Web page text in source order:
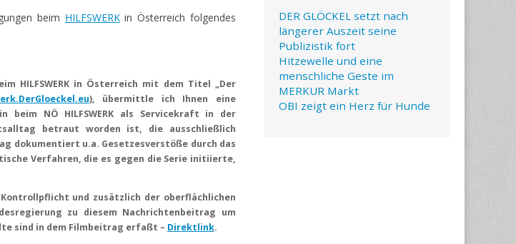
beim HILFSWERKin Österreich folgendes
HILFSWERK in Österreich mit dem Titel „Der
), übermittle ich Ihnen eine
beim NÖ HILFSWERK als Servicekraft in der
betraut worden ist, die ausschließlich
dokumentiert u.a. Gesetzesverstöße durch das
Verfahren, die es gegen die Serie initiierte,
und zusätzlich der oberflächlichen
zu diesem Nachrichtenbeitrag um
sind in dem Filmbeitrag erfaßt – Direktlink.
DER GLÖCKEL setzt nach
längerer Auszeit seine
Publizistik fort
Hitzewelle und eine
menschliche Geste im
MERKUR Markt
OBI zeigt ein Herz für Hunde